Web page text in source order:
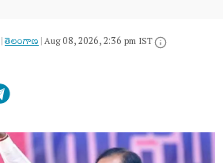
|తెలంగాణ‌|Aug 08, 2026, 2:36 pm IST